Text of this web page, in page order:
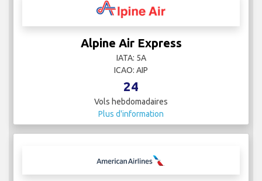
Alpine Air Express
IATA: 5A
ICAO: AIP
24
Vols hebdomadaires
Plus d'information